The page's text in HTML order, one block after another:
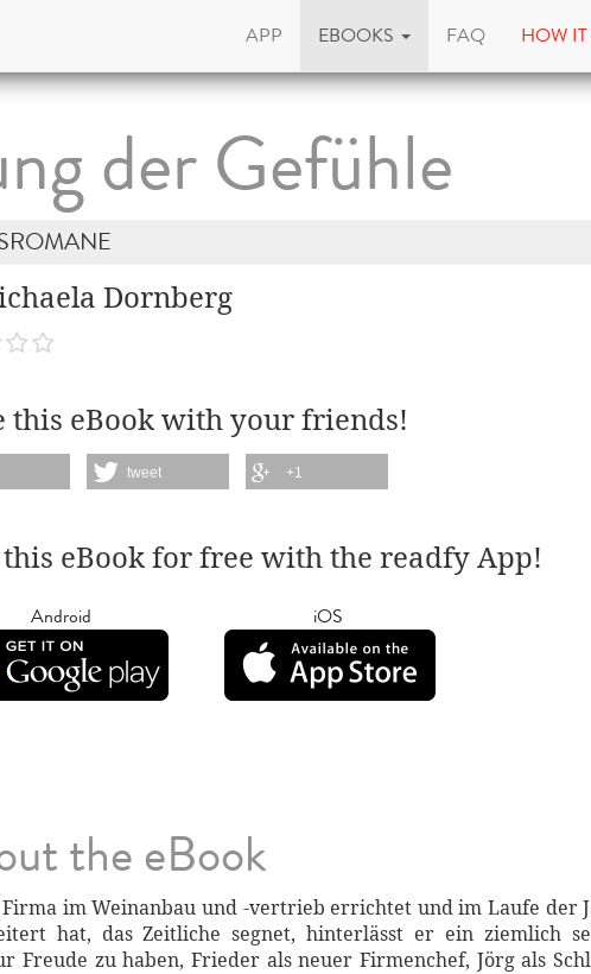
APP EBOOKS FAQ HOW
der Gefühle
Dornberg
this eBook with your friends!
tweet +1
this eBook for free with the readfy App!
Android iOS
the eBook
im Weinanbau und -vertrieb errichtet und im Laufe der
hat, das Zeitliche segnet, hinterlässt er ein ziemlich
Freude zu haben, Frieder als neuer Firmenchef, Jörg als